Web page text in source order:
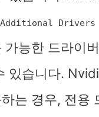
Additional Drivers
가능한 드라이
있습니다.
는 경우, 전용